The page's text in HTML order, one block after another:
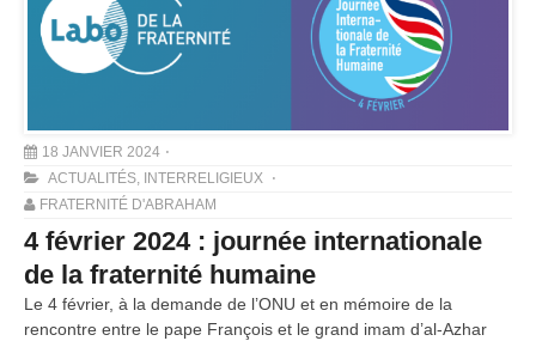
18 JANVIER 2024
ACTUALITÉS, INTERRELIGIEUX
FRATERNITÉ D'ABRAHAM
4 février 2024 : journée internationale
de la fraternité humaine
Le 4 février, à la demande de l’ONU et en mémoire de la
rencontre entre le pape François et le grand imam d’al-Azhar